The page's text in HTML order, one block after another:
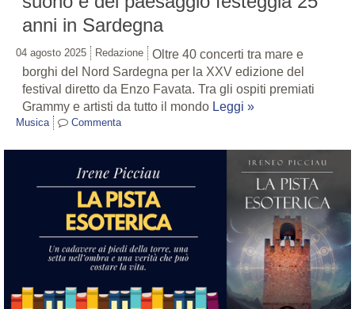
anni in Sardegna
04 agosto 2025 Redazione
Oltre 40 concerti tra mare e
borghi del Nord Sardegna per la XXV edizione del
festival diretto da Enzo Favata. Tra gli ospiti premiati
Grammy e artisti da tutto il mondo Leggi »
Musica Commenta